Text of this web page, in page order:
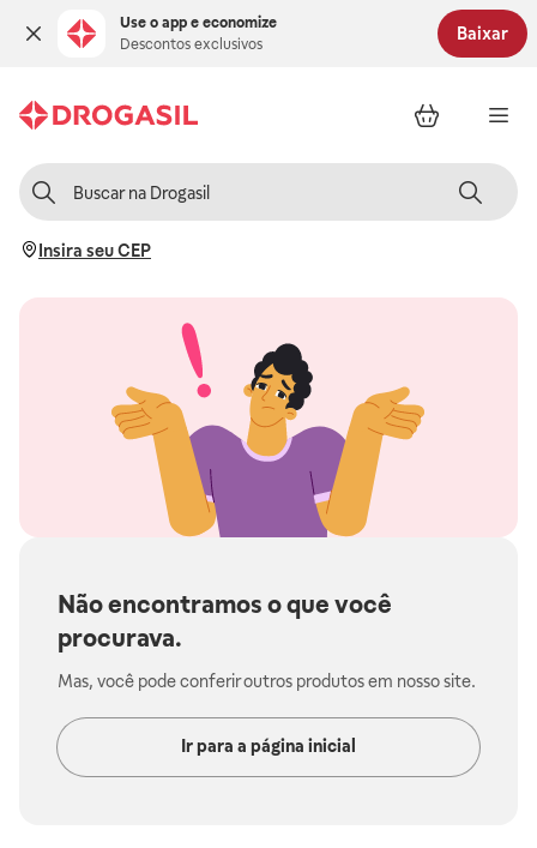
Use o app e economize
Descontos exclusivos
Baixar
Insira seu CEP
Não encontramos o que você
procurava.
Mas, você pode conferir outros produtos em nosso site.
Ir para a página inicial